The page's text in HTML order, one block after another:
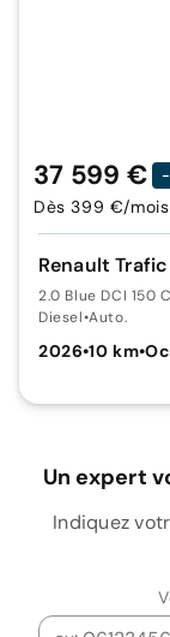
Renault Trafic
2.0 Blue DCI 150
Diesel•Auto.
2026•10 km•
37 599 € -
Dès 399 €/mois
Un expert
Indiquez